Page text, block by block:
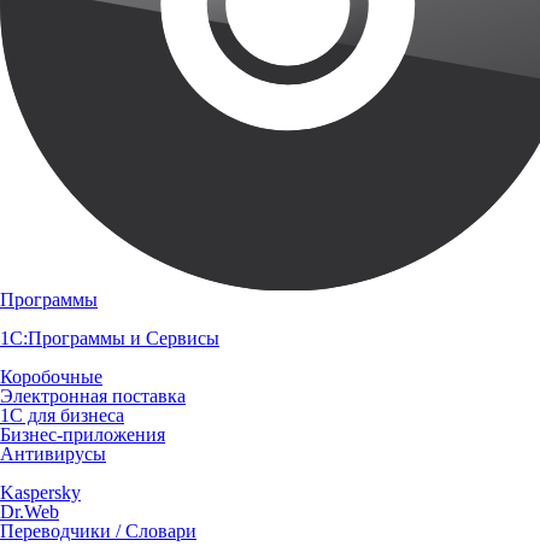
Программы
1С:Программы и Сервисы
Коробочные
Электронная поставка
1С для бизнеса
Бизнес-приложения
Антивирусы
Kaspersky
Dr.Web
Переводчики / Словари